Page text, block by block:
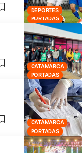
DEPORTES
PORTADAS
CATAMARCA
PORTADAS
CATAMARCA
PORTADAS